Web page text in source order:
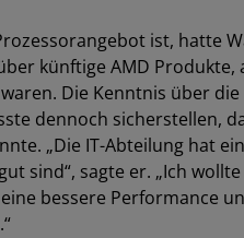
ist, hatte
künftige AMD Produkte,
Die Kenntnis über
dennoch sicherstellen,
„Die IT-Abteilung hat
sind“, sagte er. „Ich
bessere Performance